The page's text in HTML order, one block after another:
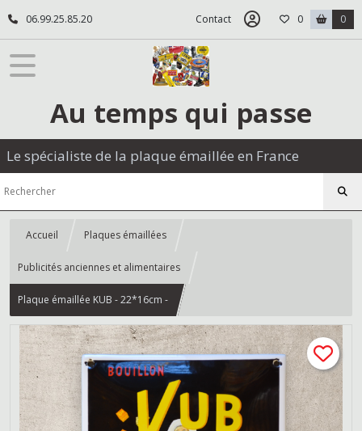
06.99.25.85.20 Contact 0 0
Au temps qui passe
Le spécialiste de la plaque émaillée en France
Accueil Plaques émaillées
Publicités anciennes et alimentaires
Plaque émaillée KUB - 22*16cm -